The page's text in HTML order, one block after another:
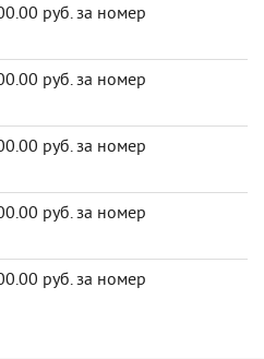
руб. за номер
руб. за номер
руб. за номер
руб. за номер
руб. за номер